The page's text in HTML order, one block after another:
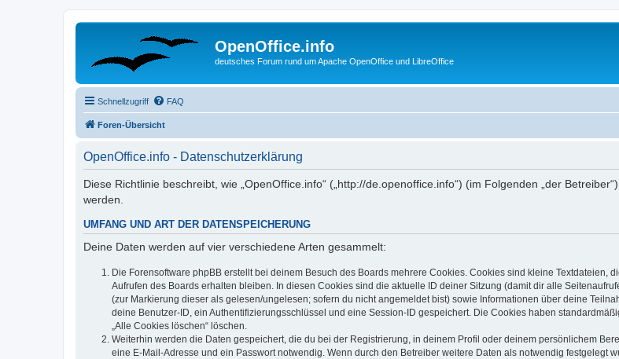
OpenOffice.info
deutsches Forum rund um Apache OpenOffice und LibreOffice
Schnellzugriff FAQ
Foren-Übersicht
OpenOffice.info - Datenschutzerklärung
Diese Richtlinie beschreibt, wie „OpenOffice.info“ („http://de.openoffice.info“) (im Folgenden „der
werden.
UMFANG UND ART DER DATENSPEICHERUNG
Deine Daten werden auf vier verschiedene Arten gesammelt:
Die Forensoftware phpBB erstellt bei deinem Besuch des Boards mehrere Cookies. Cookies sind kleine
Aufrufen des Boards erhalten bleiben. In diesen Cookies sind die aktuelle ID deiner Sitzung (damit dir alle
(zur Markierung dieser als gelesen/ungelesen; sofern du nicht angemeldet bist) sowie Informationen über deine
deine Benutzer-ID, ein Authentifizierungsschlüssel und eine Session-ID gespeichert. Die Cookies haben
„Alle Cookies löschen“ löschen.
Weiterhin werden die Daten gespeichert, die du bei der Registrierung, in deinem Profil oder deinem persönlichem
eine E-Mail-Adresse und ein Passwort notwendig. Wenn durch den Betreiber weitere Daten als notwendig festgelegt